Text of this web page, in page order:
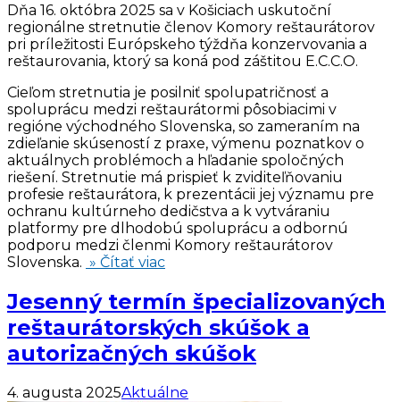
Dňa 16. októbra 2025 sa v Košiciach uskutoční
regionálne stretnutie členov Komory reštaurátorov
pri príležitosti Európskeho týždňa konzervovania a
reštaurovania, ktorý sa koná pod záštitou E.C.C.O.
Cieľom stretnutia je posilniť spolupatričnosť a
spoluprácu medzi reštaurátormi pôsobiacimi v
regióne východného Slovenska, so zameraním na
zdieľanie skúseností z praxe, výmenu poznatkov o
aktuálnych problémoch a hľadanie spoločných
riešení. Stretnutie má prispieť k zviditeľňovaniu
profesie reštaurátora, k prezentácii jej významu pre
ochranu kultúrneho dedičstva a k vytváraniu
platformy pre dlhodobú spoluprácu a odbornú
podporu medzi členmi Komory reštaurátorov
Slovenska. » Čítať viac
Jesenný termín špecializovaných
reštaurátorských skúšok a
autorizačných skúšok
4. augusta 2025Aktuálne